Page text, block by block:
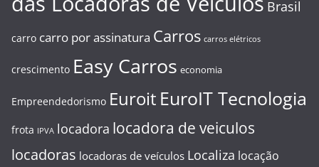
Brasil
carro carro por assinatura Carros carros elétricos
crescimento Easy Carros economia
Empreendedorismo Euroit EuroIT Tecnologia
frota IPVA locadora locadora de veiculos
locadoras locadoras de veículos Localiza locação